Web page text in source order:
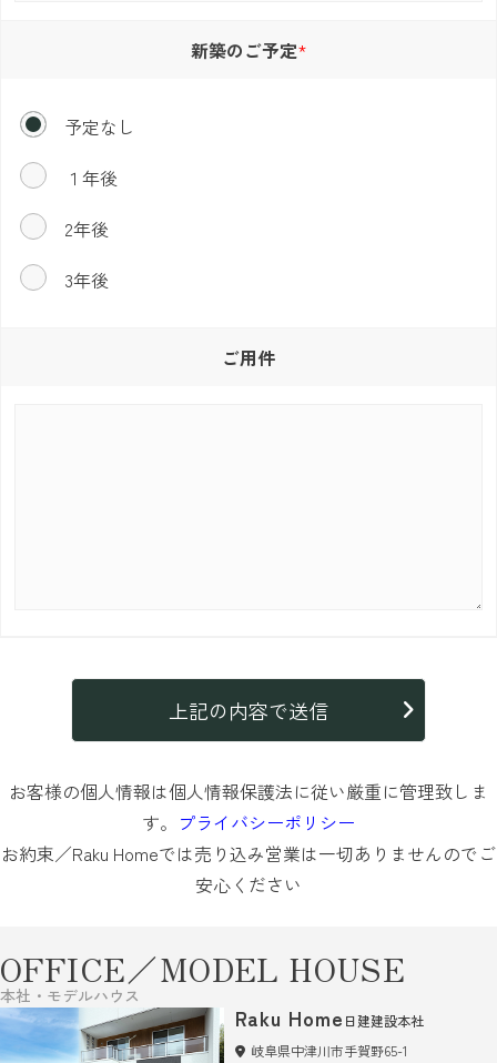
新築のご予定
予定なし
１年後
2年後
3年後
ご用件
お客様の個人情報は個人情報保護法に従い厳重に管理致しま
す。 プライバシーポリシー
お約束／Raku Homeでは売り込み営業は一切ありませんのでご
安心ください
OFFICE／MODEL HOUSE
本社・モデルハウス
Raku Home 日建建設本社
岐阜県中津川市手賀野65-1